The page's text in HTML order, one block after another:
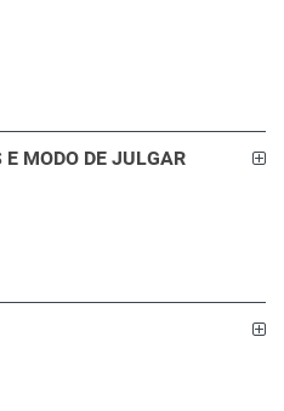
MODO DE JULGAR